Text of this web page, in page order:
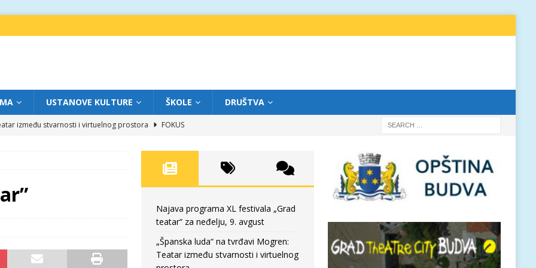
USTANOVE KULTURE ŠKOLE DRUŠTVA
između stvarnosti i virtuelnog prostora
FOKUS
kao traganje za onim što ne možemo do kraja da dokučimo
Najava programa XL festivala „Grad
teatar“ za neđelju, 9. avgust
„Španska luda“ na tvrđavi Mogren:
Teatar između stvarnosti i virtuelnog